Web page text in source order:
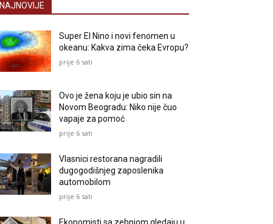
NAJNOVIJE
Super El Nino i novi fenomen u
okeanu: Kakva zima čeka Evropu?
prije 6 sati
Ovo je žena koju je ubio sin na
Novom Beogradu: Niko nije čuo
vapaje za pomoć
prije 6 sati
Vlasnici restorana nagradili
dugogodišnjeg zaposlenika
automobilom
prije 6 sati